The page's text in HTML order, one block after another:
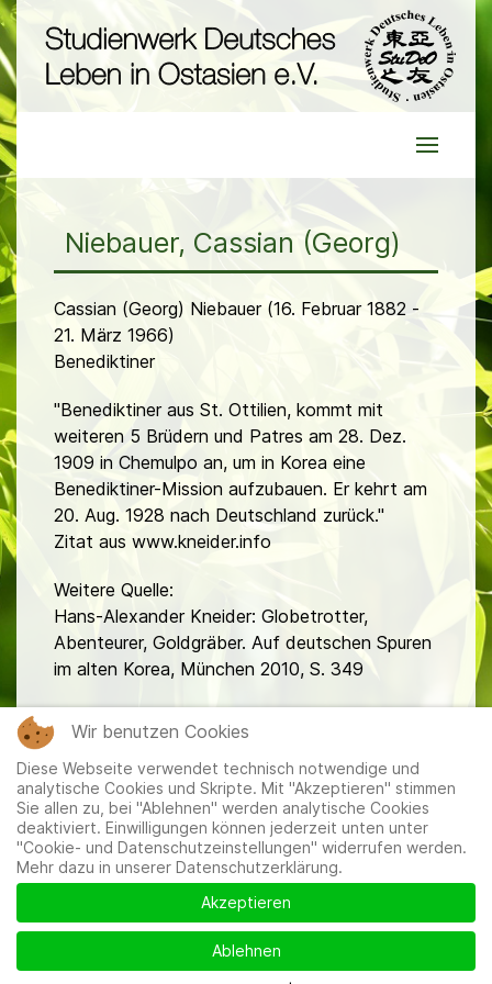
Niebauer, Cassian (Georg)
Cassian (Georg) Niebauer (16. Februar 1882 -
21. März 1966)
Benediktiner
"Benediktiner aus St. Ottilien, kommt mit
weiteren 5 Brüdern und Patres am 28. Dez.
1909 in Chemulpo an, um in Korea eine
Benediktiner-Mission aufzubauen. Er kehrt am
20. Aug. 1928 nach Deutschland zurück."
Zitat aus www.kneider.info
Weitere Quelle:
Hans-Alexander Kneider: Globetrotter,
Abenteurer, Goldgräber. Auf deutschen Spuren
im alten Korea, München 2010, S. 349
Mitglieder|Impressum|Datenschutzerklärung|Cookie-
und Datenschutzeinstellungen
Wir benutzen Cookies
Diese Webseite verwendet technisch notwendige und
analytische Cookies und Skripte. Mit "Akzeptieren" stimmen
Sie allen zu, bei "Ablehnen" werden analytische Cookies
deaktiviert. Einwilligungen können jederzeit unten unter
"Cookie- und Datenschutzeinstellungen" widerrufen werden.
Mehr dazu in unserer Datenschutzerklärung.
Akzeptieren
Ablehnen